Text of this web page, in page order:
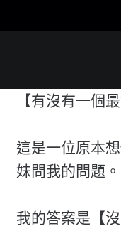
【有沒有一個
這是一位原本
妹問我的問題。
我的答案是【沒